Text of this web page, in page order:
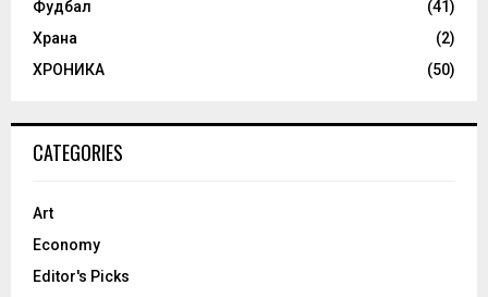
Фудбал
(41)
Храна
(2)
ХРОНИКА
(50)
CATEGORIES
Art
Economy
Editor's Picks